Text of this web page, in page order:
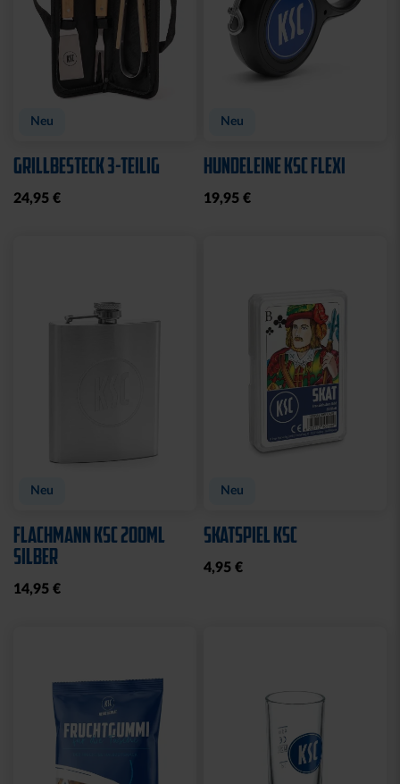
Neu
GRILLBESTECK 3-TEILIG
24,95 €
Neu
HUNDELEINE KSC FLEXI
19,95 €
Neu
FLACHMANN KSC 200ML
SILBER
14,95 €
Neu
SKATSPIEL KSC
4,95 €